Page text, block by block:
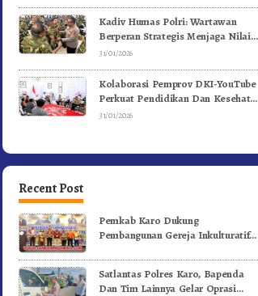
Kadiv Humas Polri: Wartawan
Berperan Strategis Menjaga Nilai
Kebangsaan, Demokrasi, dan NKRI
31/01/2026
Kolaborasi Pemprov DKI-YouTube
Perkuat Pendidikan Dan Kesehatan
Mental
31/01/2026
Recent Post
Pemkab Karo Dukung
Pembangunan Gereja Inkulturatif
Satlantas Polres Karo, Bapenda
Dan Tim Lainnya Gelar Oprasi